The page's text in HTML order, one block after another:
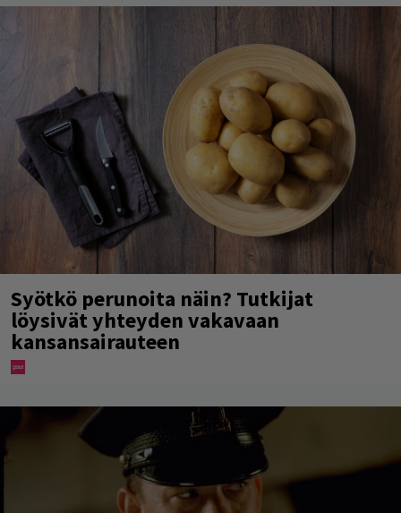
Syötkö perunoita näin? Tutkijat
löysivät yhteyden vakavaan
kansansairauteen